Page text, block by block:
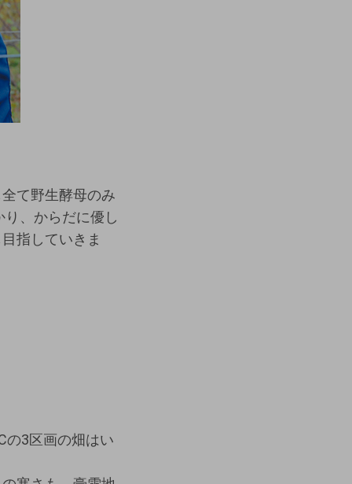
て野生酵母のみ
、からだに優し
指していきま
の3区画の畑はい